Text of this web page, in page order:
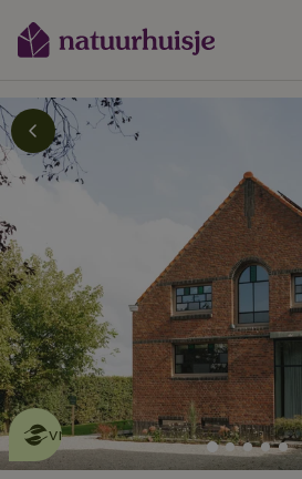
Dit natuurhuisje is eco-
vriendelijklees meer